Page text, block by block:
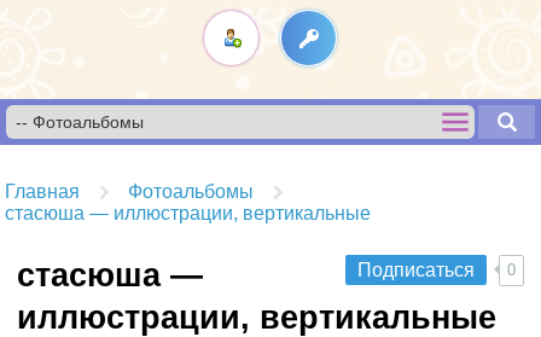
Главная
Фотоальбомы
стасюша — иллюстрации, вертикальные
Подписаться 0
стасюша —
иллюстрации, вертикальные